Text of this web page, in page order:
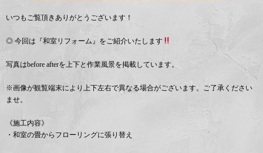
いつもご覧頂きありがとうございます！
◎ 今回は『和室リフォーム』をご紹介いたします
写真はbefore afterを上下と作業風景を掲載しています。
※画像が観覧端末により上下左右で異なる場合がございます。ご了承ください
ませ。
《施工内容》
・和室の畳からフローリングに張り替え